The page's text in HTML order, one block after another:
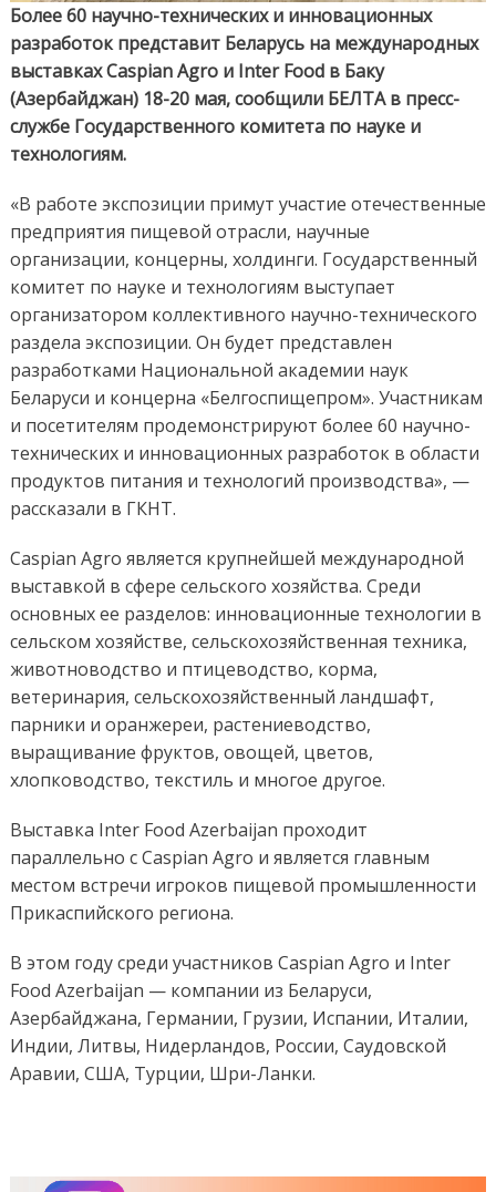
Более 60 научно-технических и инновационных
разработок представит Беларусь на международных
выставках Caspian Agro и Inter Food в Баку
(Азербайджан) 18-20 мая, сообщили БЕЛТА в пресс-
службе Государственного комитета по науке и
технологиям.
«В работе экспозиции примут участие отечественные
предприятия пищевой отрасли, научные
организации, концерны, холдинги. Государственный
комитет по науке и технологиям выступает
организатором коллективного научно-технического
раздела экспозиции. Он будет представлен
разработками Национальной академии наук
Беларуси и концерна «Белгоспищепром». Участникам
и посетителям продемонстрируют более 60 научно-
технических и инновационных разработок в области
продуктов питания и технологий производства», —
рассказали в ГКНТ.
Caspian Agro является крупнейшей международной
выставкой в сфере сельского хозяйства. Среди
основных ее разделов: инновационные технологии в
сельском хозяйстве, сельскохозяйственная техника,
животноводство и птицеводство, корма,
ветеринария, сельскохозяйственный ландшафт,
парники и оранжереи, растениеводство,
выращивание фруктов, овощей, цветов,
хлопководство, текстиль и многое другое.
Выставка Inter Food Azerbaijan проходит
параллельно с Caspian Agro и является главным
местом встречи игроков пищевой промышленности
Прикаспийского региона.
В этом году среди участников Caspian Agro и Inter
Food Azerbaijan — компании из Беларуси,
Азербайджана, Германии, Грузии, Испании, Италии,
Индии, Литвы, Нидерландов, России, Саудовской
Аравии, США, Турции, Шри-Ланки.